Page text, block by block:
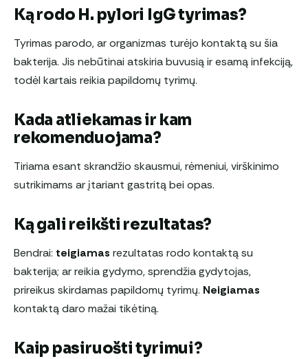
Ką rodo H. pylori IgG tyrimas?
Tyrimas parodo, ar organizmas turėjo kontaktą su šia
bakterija. Jis nebūtinai atskiria buvusią ir esamą infekciją,
todėl kartais reikia papildomų tyrimų.
Kada atliekamas ir kam
rekomenduojama?
Tiriama esant skrandžio skausmui, rėmeniui, virškinimo
sutrikimams ar įtariant gastritą bei opas.
Ką gali reikšti rezultatas?
Bendrai: teigiamas rezultatas rodo kontaktą su
bakterija; ar reikia gydymo, sprendžia gydytojas,
prireikus skirdamas papildomų tyrimų. Neigiamas
kontaktą daro mažai tikėtiną.
Kaip pasiruošti tyrimui?